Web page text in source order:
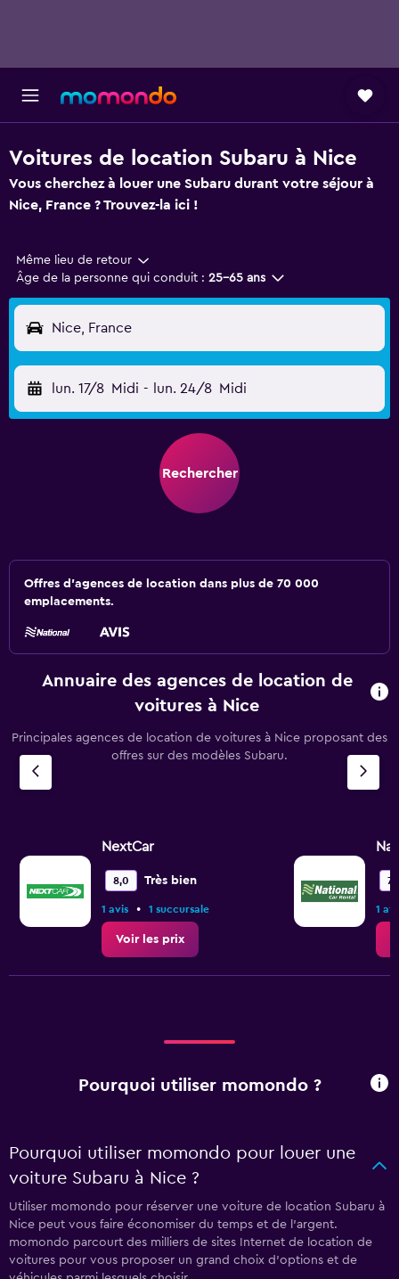
Voitures de location Subaru à Nice
Vous cherchez à louer une Subaru durant votre séjour à
Nice, France ? Trouvez-la ici !
Même lieu de retour
Âge de la personne qui conduit : 25-65 ans
Nice, France
lun. 17/8 Midi - lun. 24/8 Midi
Rechercher
Offres d’agences de location dans plus de 70 000
emplacements.
Annuaire des agences de location de
voitures à Nice
Principales agences de location de voitures à Nice proposant des
offres sur des modèles Subaru.
NextCar
8,0 Très bien
1 avis • 1 succursale
Voir les prix
1
Pourquoi utiliser momondo ?
Pourquoi utiliser momondo pour louer une
voiture Subaru à Nice ?
Utiliser momondo pour réserver une voiture de location Subaru à
Nice peut vous faire économiser du temps et de l'argent.
momondo parcourt des milliers de sites Internet de location de
voitures pour vous proposer un grand choix d'options et de